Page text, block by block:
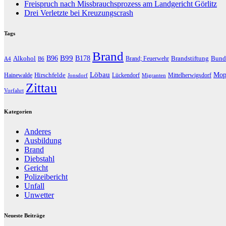
Freispruch nach Missbrauchsprozess am Landgericht Görlitz
Drei Verletzte bei Kreuzungscrash
Tags
A4 Alkohol B6 B96 B99 B178 Brand Brand; Feuerwehr Brandstiftung
Hainewalde Hirschfelde Jonsdorf Löbau Lückendorf Migranten Mittelherwigsdorf
Vorfahrt Zittau
Kategorien
Anderes
Ausbildung
Brand
Diebstahl
Gericht
Polizeibericht
Unfall
Unwetter
Neueste Beiträge